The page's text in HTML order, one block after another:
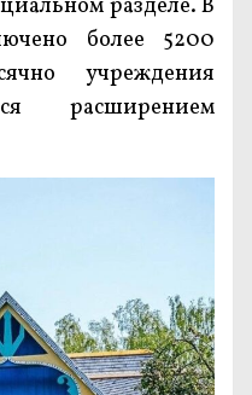
разделе. В
более 5200
учреждения
расширением